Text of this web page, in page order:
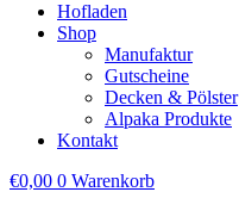
Hofladen
Shop
Manufaktur
Gutscheine
Decken & Pölster
Alpaka Produkte
Kontakt
€0,00 0 Warenkorb